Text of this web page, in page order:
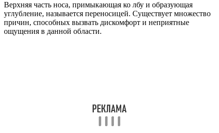
Верхняя часть носа, примыкающая ко лбу и образующая
углубление, называется переносицей. Существует множество
причин, способных вызвать дискомфорт и неприятные
ощущения в данной области.